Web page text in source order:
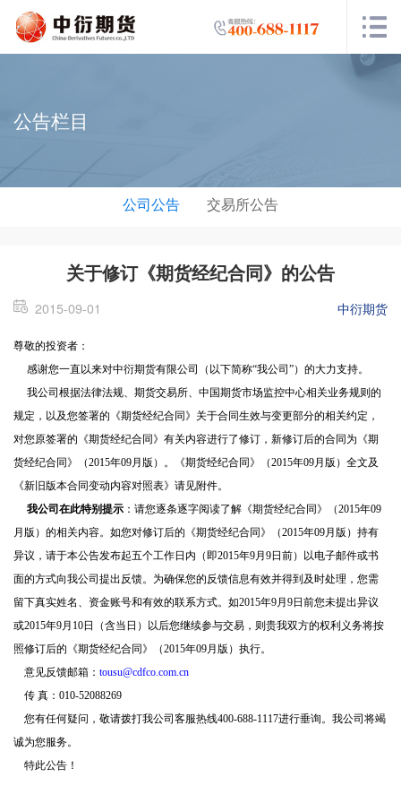
公告栏目
公司公告 交易所公告
关于修订《期货经纪合同》的公告
2015-09-01 中衍期货
尊敬的投资者：
感谢您一直以来对中衍期货有限公司（以下简称“我公司 ”）的大力支持。
我公司根据法律法规、期货交易所、中国期货市场监控中心相关业务规则的
规定，以及您签署的《期货经纪合同》关于合同生效与变更部分的相关约定，
对您原签署的《期货经纪合同》有关内容进行了修订，新修订后的合同为《期
货经纪合同》（2015年09月版）。《期货经纪合同》（2015年09月版）全文及
《新旧版本合同变动内容对照表》请见附件。
我公司在此特别提示：请您逐条逐字阅读了解《期货经纪合同》（2015年09
月版）的相关内容。如您对修订后的《期货经纪合同》（2015年09月版）持有
异议，请于本公告发布起五个工作日内（即2015年9月 9日前）以电子邮件或书
面的方式向我公司提出反馈。为确保您的反馈信息有效并得到及时处理，您需
留下真实姓名、资金账号和有效的联系方式。如2015年9月 9日前您未提出异议
或2015年9月 10日（含当日）以后您继续参与交易，则贵我双方的权利义务将按
照修订后的《期货经纪合同》（2015年09月版）执行。
意见反馈邮箱： tousu@cdfco.com.cn
传 真： 010-52088269
您有任何疑问，敬请拨打我公司客服热线400-688-1117进行垂询。我公司将竭
诚为您服务。
特此公告！